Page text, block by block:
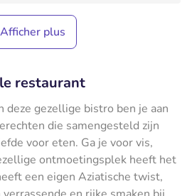
Afficher plus
restaurant
deze gezellige bistro ben je aan
die samengesteld zijn
voor eten. Ga je voor vis,
ontmoetingsplek heeft het
een eigen Aziatische twist,